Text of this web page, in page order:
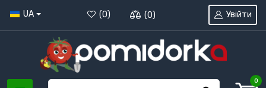
UA (0) (0) Увійти
0